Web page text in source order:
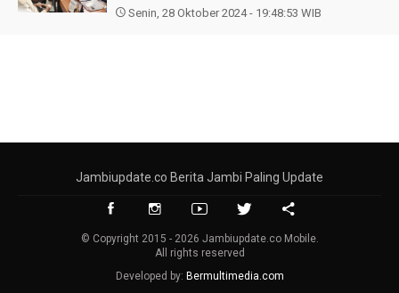
Senin, 28 Oktober 2024 - 19:48:53 WIB
Jambiupdate.co Berita Jambi Paling Update
© Copyright 2015 - 2026 Jambiupdate.co Mobile.
All rights reserved
Developed by: Bermultimedia.com